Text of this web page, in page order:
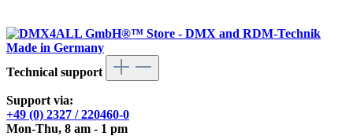
Technical support
Support via:
+49 (0) 2327 / 220460-0
Mon-Thu, 8 am - 1 pm